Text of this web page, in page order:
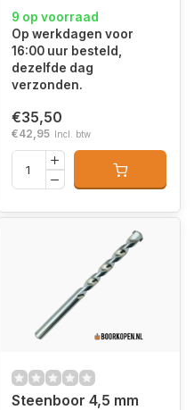
9 op voorraad
Op werkdagen voor
16:00 uur besteld,
dezelfde dag
verzonden.
€35,50
€42,95 Incl. btw
Steenboor 4,5 mm